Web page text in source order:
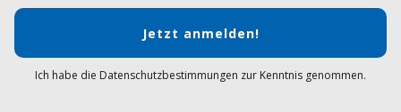
Jetzt anmelden!
Ich habe die Datenschutzbestimmungen zur Kenntnis genommen.